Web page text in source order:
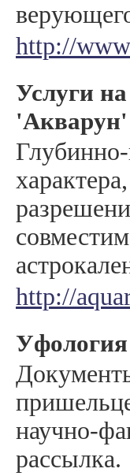
http://
Услуги
'Акварун'
Глубинно-
http://
научно-
рассылка.